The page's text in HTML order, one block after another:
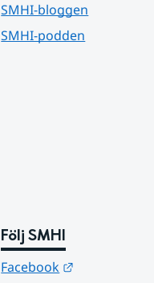
SMHI-bloggen
SMHI-podden
Följ SMHI
Facebook